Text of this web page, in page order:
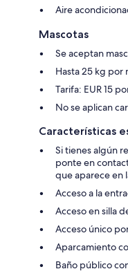
Aire
Mascotas
Se aceptan
Hasta 25 kg por
Tarifa: EUR 15
No se aplican
Características
Si tienes algún
ponte en
que aparece en
Acceso a la
Acceso en silla
Acceso único
Aparcamiento
Baño público